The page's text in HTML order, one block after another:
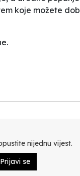
koje možete
nijednu vijest.
Prijavi se